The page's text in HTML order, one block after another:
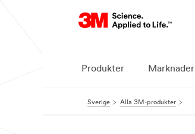
Produkter Marknader
Sverige Alla 3M-produkter